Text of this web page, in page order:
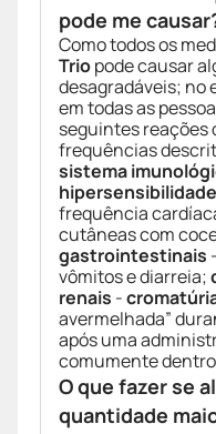
pode me
Como todos os
Triopode causar
desagradáveis; no
em todas as
seguintes reações
frequências
sistema
hipersensibilidade
frequência
cutâneas com
gastrointestinais
vômitos e diarreia;
renais -
avermelhada”
após uma
comumente
O que fazer se
quantidade